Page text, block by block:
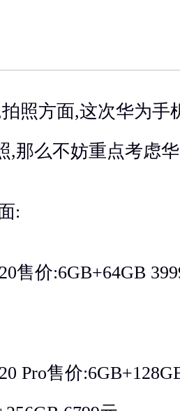
照方面,这次华为手
,那么不妨重点考虑
:
售价:6GB+64GB
Pro售价